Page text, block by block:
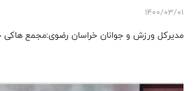
1400/03/01
مدیرکل ورزش و جوانان خراسان رضوی:مجمع هاکی